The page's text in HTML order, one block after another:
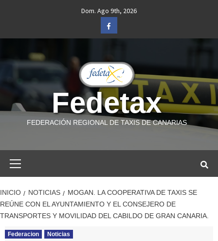
Dom. Ago 9th, 2026
Facebook
Fedetax
FEDERACIÓN REGIONAL DE TAXIS DE CANARIAS
INICIO NOTICIAS
MOGAN. LA COOPERATIVA DE TAXIS SE
REÚNE CON EL AYUNTAMIENTO Y EL CONSEJERO DE
TRANSPORTES Y MOVILIDAD DEL CABILDO DE GRAN CANARIA.
Federacion Noticias